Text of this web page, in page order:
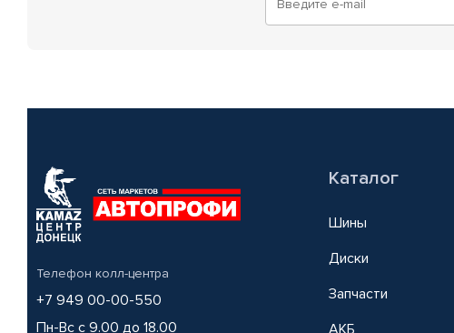
Телефон колл-центра
+7 949 00-00-550
Пн-Вс с 9.00 до 18.00
Каталог
Шины
Диски
Запчасти
АКБ